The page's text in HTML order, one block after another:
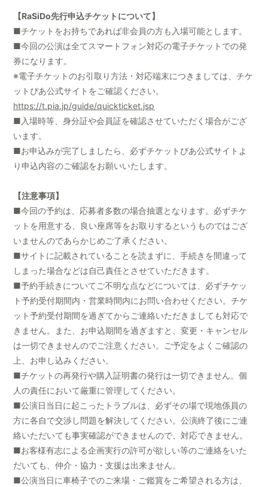
【RaSiDo先行申込チケットについて】
■チケットをお持ちであれば非会員の方も入場可能とします。
■今回の公演は全てスマートフォン対応の電子チケットでの発
券になります。
※電子チケットのお引取り方法・対応端末につきましては、チケ
ットぴあ公式サイトをご確認ください。
https://t.pia.jp/guide/quickticket.jsp
■入場時等、身分証や会員証を確認させていただく場合がござ
います。
■お申込みが完了しましたら、必ずチケットぴあ公式サイトよ
り申込内容のご確認をお願いいたします。
【注意事項】
■今回の予約は、応募者多数の場合抽選となります。必ずチケ
ットを用意する、良い座席等をお取りするというものではござ
いませんのであらかじめご了承ください。
■サイトに記載されていることを読まずに、手続きを間違って
しまった場合などは自己責任とさせていただきます。
■予約手続きについてご不明な点などについては、必ずチケッ
ト予約受付期間内・営業時間内にお問い合わせください。チケ
ット予約受付期間を過ぎてからご連絡いただきましても対応で
きません。また、お申込期間を過ぎますと、変更・キャンセル
は一切できませんのでご注意ください。ご予定をよくご確認の
上、お申し込みください。
■チケットの再発行や購入証明書の発行は一切できません。個
人の責任において厳重に管理してください。
■公演日当日に起こったトラブルは、必ずその場で現地係員の
方に各自で交渉し問題を解決してください。公演終了後にご連
絡いただいても事実確認ができませんので、対応できません。
■お客様有志による企画実行の許可が欲しい等のご連絡をいた
だいても、仲介・協力・支援は出来ません。
■公演当日に車椅子でのご来場・ご鑑賞をご希望される方は、